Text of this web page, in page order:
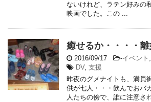
ないけれど、ラテン好みの
映画でした。この ...
癒せるか・・・・
2016/09/17 -イベント ,
DV, 支援
昨夜のグメナイトも、満員
供が七人・・・飲んでおバ
人たちの傍で、誰に注意さ